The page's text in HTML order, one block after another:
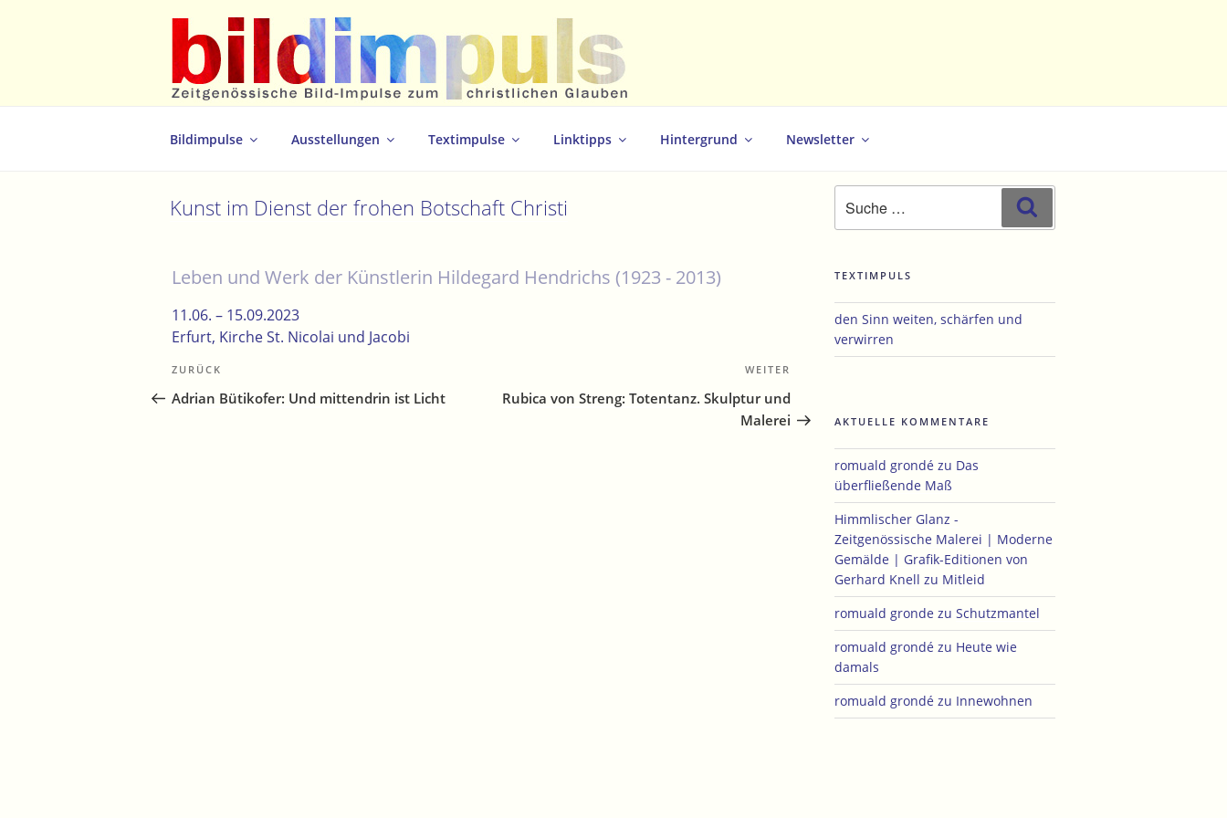
Bildimpulse Ausstellungen Textimpulse Linktipps Hintergrund Newsletter
Kunst im Dienst der frohen Botschaft Christi
Leben und Werk der Künstlerin Hildegard Hendrichs (1923 - 2013)
11.06. – 15.09.2023
Erfurt, Kirche St. Nicolai und Jacobi
Beitragsnavigation
Vorheriger
Beitrag
ZURÜCK
Adrian Bütikofer: Und mittendrin ist Licht
Beitrag
WEITER
Rubica von Streng: Totentanz. Skulptur und
Malerei
nach:
TEXTIMPULS
den Sinn weiten, schärfen und
verwirren
AKTUELLE KOMMENTARE
romuald grondé zu Das
überfließende Maß
Himmlischer Glanz -
Zeitgenössische Malerei | Moderne
Gemälde | Grafik-Editionen von
Gerhard Knell zu Mitleid
romuald gronde zu Schutzmantel
romuald grondé zu Heute wie
damals
romuald grondé zu Innewohnen